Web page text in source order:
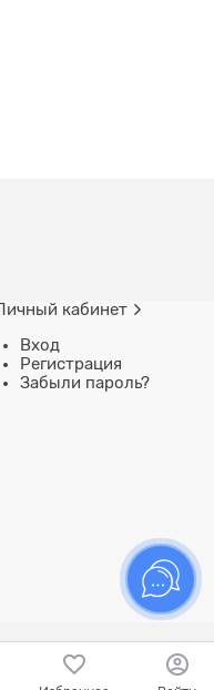
кабинет
Вход
Регистрация
Забыли пароль?